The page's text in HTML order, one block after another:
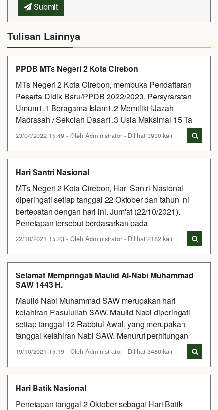
Submit
Tulisan Lainnya
PPDB MTs Negeri 2 Kota Cirebon
MTs Negeri 2 Kota Cirebon, membuka Pendaftaran
Peserta Didik Baru/PPDB 2022/2023, Persyraratan
Umum1.1 Beragama Islam1.2 Memiliki IJazah
Madrasah / Sekolah Dasar1.3 Usia Maksimal 15 Ta
23/04/2022 15:49 - Oleh Administrator - Dilihat 3930 kali
Hari Santri Nasional
MTs Negeri 2 Kota Cirebon, Hari Santri Nasional
diperingati setiap tanggal 22 Oktober dan tahun ini
bertepatan dengan hari ini, Jum'at (22/10/2021).
Penetapan tersebut berdasarkan pada
22/10/2021 15:23 - Oleh Administrator - Dilihat 2182 kali
Selamat Mempringati Maulid Al-Nabi Muhammad
SAW 1443 H.
Maulid Nabi Muhammad SAW merupakan hari
kelahiran Rasulullah SAW. Maulid Nabi diperingati
setiap tanggal 12 Rabbiul Awal, yang merupakan
tanggal kelahiran Nabi SAW. Menurut perhitungan
19/10/2021 15:19 - Oleh Administrator - Dilihat 3480 kali
Hari Batik Nasional
Penetapan tanggal 2 Oktober sebagai Hari Batik